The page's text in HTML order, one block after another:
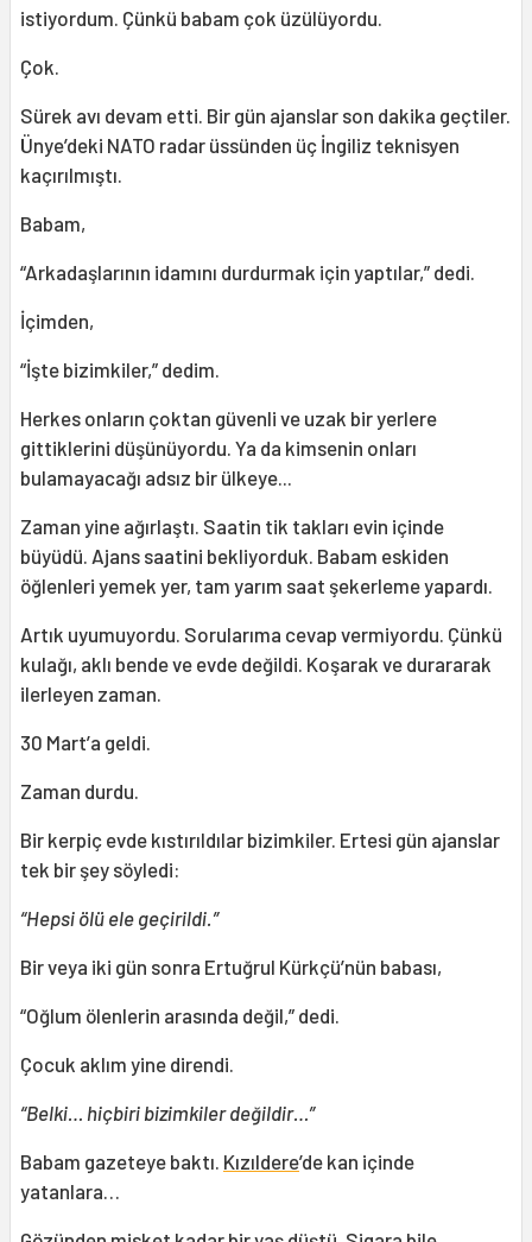
istiyordum. Çünkü babam çok üzülüyordu.
Çok.
Sürek avı devam etti. Bir gün ajanslar son dakika geçtiler.
Ünye’deki NATO radar üssünden üç İngiliz teknisyen
kaçırılmıştı.
Babam,
“Arkadaşlarının idamını durdurmak için yaptılar,” dedi.
İçimden,
“İşte bizimkiler,” dedim.
Herkes onların çoktan güvenli ve uzak bir yerlere
gittiklerini düşünüyordu. Ya da kimsenin onları
bulamayacağı adsız bir ülkeye...
Zaman yine ağırlaştı. Saatin tik takları evin içinde
büyüdü. Ajans saatini bekliyorduk. Babam eskiden
öğlenleri yemek yer, tam yarım saat şekerleme yapardı.
Artık uyumuyordu. Sorularıma cevap vermiyordu. Çünkü
kulağı, aklı bende ve evde değildi. Koşarak ve durararak
ilerleyen zaman.
30 Mart’a geldi.
Zaman durdu.
Bir kerpiç evde kıstırıldılar bizimkiler. Ertesi gün ajanslar
tek bir şey söyledi:
“Hepsi ölü ele geçirildi.”
Bir veya iki gün sonra Ertuğrul Kürkçü’nün babası,
“Oğlum ölenlerin arasında değil,” dedi.
Çocuk aklım yine direndi.
“Belki… hiçbiri bizimkiler değildir…”
Babam gazeteye baktı. Kızıldere’de kan içinde
yatanlara…